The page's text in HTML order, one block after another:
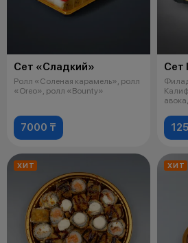
Сет «Сладкий»
Ролл «Соленая карамель», ролл
«Oreo», ролл «Bounty»
7000 ₸
Сет
ХИТ ХИТ